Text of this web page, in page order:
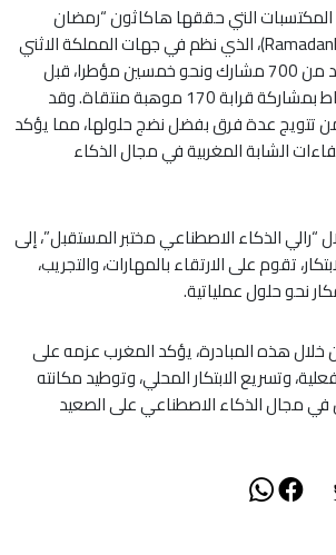
المكتسبات التي حققها هاكاثون “رمضان
الذكاء الاصطناعي” (RamadanIA)، الذي نظم في جهات المملكة الاثني
عشرة، وشهد تعبئة أزيد من 700 مشارك ونحو خمسين مؤطرا، قبل
مرحلته النهائية في الرباط بمشاركة قرابة 170 موهبة منتقاة. وقد
تتويج عدة فرق بفضل نضج حلولها، مما يؤكد
الشابة المغربية في مجال الذكاء
“رالي الذكاء الاصطناعي مختبر المستقبل”، إلى
تقوم على الارتقاء بالمهارات، والتجريب،
نحو حلول عملياتية.
خلال هذه المبادرة، يؤكد المغرب عزمه على
وتسريع الابتكار المحلي، وتوطيد مكانته
في مجال الذكاء الاصطناعي على الصعيد